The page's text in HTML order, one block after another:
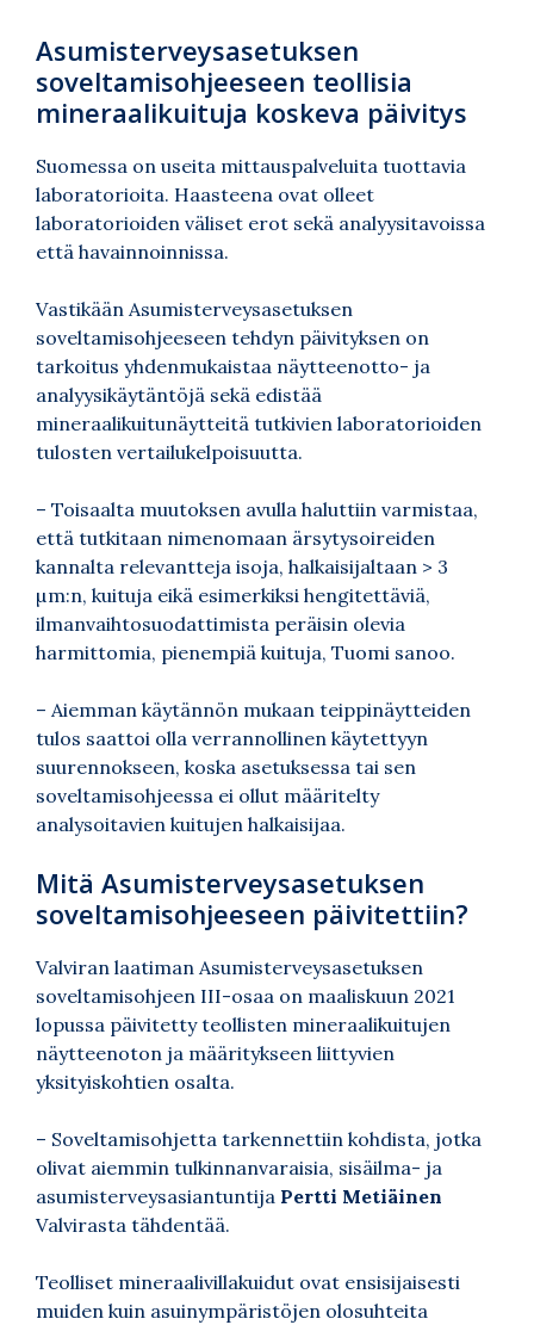
Asumisterveysasetuksen
soveltamisohjeeseen teollisia
mineraalikuituja koskeva päivitys
Suomessa on useita mittauspalveluita tuottavia
laboratorioita. Haasteena ovat olleet
laboratorioiden väliset erot sekä analyysitavoissa
että havainnoinnissa.
Vastikään Asumisterveysasetuksen
soveltamisohjeeseen tehdyn päivityksen on
tarkoitus yhdenmukaistaa näytteenotto- ja
analyysikäytäntöjä sekä edistää
mineraalikuitunäytteitä tutkivien laboratorioiden
tulosten vertailukelpoisuutta.
– Toisaalta muutoksen avulla haluttiin varmistaa,
että tutkitaan nimenomaan ärsytysoireiden
kannalta relevantteja isoja, halkaisijaltaan > 3
µm:n, kuituja eikä esimerkiksi hengitettäviä,
ilmanvaihtosuodattimista peräisin olevia
harmittomia, pienempiä kuituja, Tuomi sanoo.
– Aiemman käytännön mukaan teippinäytteiden
tulos saattoi olla verrannollinen käytettyyn
suurennokseen, koska asetuksessa tai sen
soveltamisohjeessa ei ollut määritelty
analysoitavien kuitujen halkaisijaa.
Mitä Asumisterveysasetuksen
soveltamisohjeeseen päivitettiin?
Valviran laatiman Asumisterveysasetuksen
soveltamisohjeen III-osaa on maaliskuun 2021
lopussa päivitetty teollisten mineraalikuitujen
näytteenoton ja määritykseen liittyvien
yksityiskohtien osalta.
– Soveltamisohjetta tarkennettiin kohdista, jotka
olivat aiemmin tulkinnanvaraisia, sisäilma- ja
asumisterveysasiantuntija Pertti Metiäinen
Valvirasta tähdentää.
Teolliset mineraalivillakuidut ovat ensisijaisesti
muiden kuin asuinympäristöjen olosuhteita